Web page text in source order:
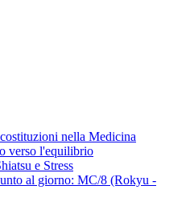
nella Medicina
verso l'equilibrio
e Stress
al giorno: MC/8 (Rokyu -